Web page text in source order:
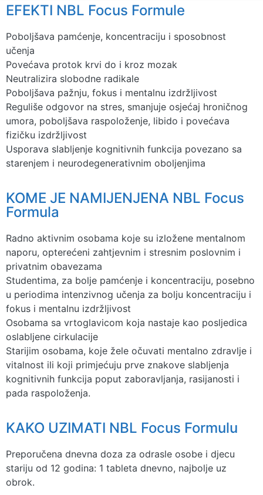
EFEKTI NBL Focus Formule
Poboljšava pamćenje, koncentraciju i sposobnost
učenja
Povećava protok krvi do i kroz mozak
Neutralizira slobodne radikale
Poboljšava pažnju, fokus i mentalnu izdržljivost
Reguliše odgovor na stres, smanjuje osjećaj hroničnog
umora, poboljšava raspoloženje, libido i povećava
fizičku izdržljivost
Usporava slabljenje kognitivnih funkcija povezano sa
starenjem i neurodegenerativnim oboljenjima
KOME JE NAMIJENJENA NBL Focus
Formula
Radno aktivnim osobama koje su izložene mentalnom
naporu, opterećeni zahtjevnim i stresnim poslovnim i
privatnim obavezama
Studentima, za bolje pamćenje i koncentraciju, posebno
u periodima intenzivnog učenja za bolju koncentraciju i
fokus i mentalnu izdržljivost
Osobama sa vrtoglavicom koja nastaje kao posljedica
oslabljene cirkulacije
Starijim osobama, koje žele očuvati mentalno zdravlje i
vitalnost ili koji primjećuju prve znakove slabljenja
kognitivnih funkcija poput zaboravljanja, rasijanosti i
pada raspoloženja.
KAKO UZIMATI NBL Focus Formulu
Preporučena dnevna doza za odrasle osobe i djecu
stariju od 12 godina: 1 tableta dnevno, najbolje uz
obrok.